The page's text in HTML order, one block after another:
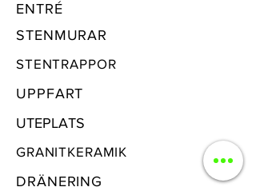
ENTRÉ
STENMURAR
STENTRAPPOR
UPPFART
UTEPLATS
GRANITKERAMIK
DRÄNERING